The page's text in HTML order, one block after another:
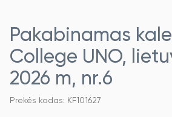
Pakabinamas
College UNO,
2026 m, nr.6
Prekės kodas: KF101627